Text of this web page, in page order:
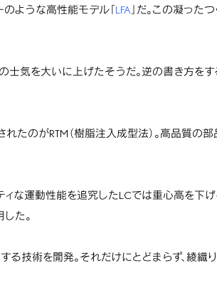
ような高性能モデル「LFA 」だ。この凝った
士気を大いに上げたそうだ。逆の書き方を
たのがRTM（樹脂注入成型法）。高品質の
ィな運動性能を追究したLCでは重心高を下
た。
技術を開発。それだけにとどまらず、綾織